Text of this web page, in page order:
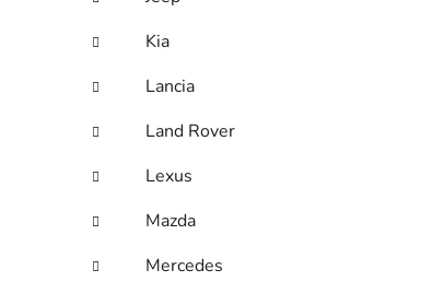
Kia
Lancia
Land Rover
Lexus
Mazda
Mercedes